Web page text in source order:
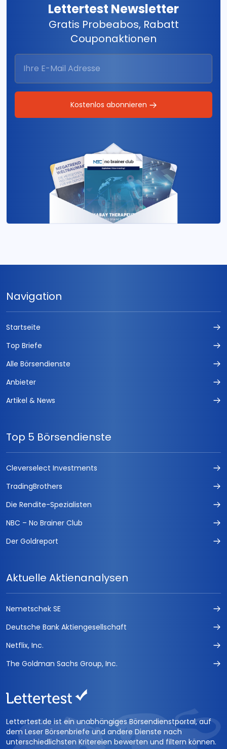
Lettertest Newsletter
Gratis Probeabos, Rabatt
Couponaktionen
Kostenlos abonnieren
Navigation
Startseite
Top Briefe
Alle Börsendienste
Anbieter
Artikel & News
Top 5 Börsendienste
Cleverselect Investments
TradingBrothers
Die Rendite-Spezialisten
NBC – No Brainer Club
Der Goldreport
Aktuelle Aktienanalysen
Nemetschek SE
Deutsche Bank Aktiengesellschaft
Netflix, Inc.
The Goldman Sachs Group, Inc.
Lettertest.de ist ein unabhängiges Börsendienstportal, auf
dem Leser Börsenbriefe und andere Dienste nach
unterschiedlichsten Kritereien bewerten und filtern können.